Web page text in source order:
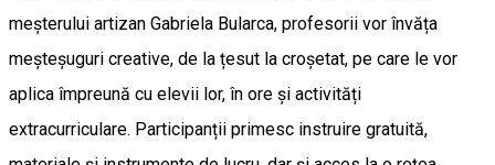
meșterului artizan Gabriela Bularca, profesorii vor învăța
meșteșuguri creative, de la țesut la croșetat, pe care le vor
aplica împreună cu elevii lor, în ore și activități
extracurriculare. Participanții primesc instruire gratuită,